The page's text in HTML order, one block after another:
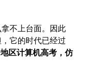
不上台面。因此
它的时代已经过
区计算机高考，仿